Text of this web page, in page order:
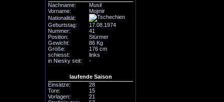
Nachname:
Musil
Vorname:
Mojmir
Nationalität:
Geburtstag:
17.08.1974
Nummer:
41
Position:
Stürmer
Gewicht:
86 Kg
Größe:
176 cm
schiesst:
links
in Niesky seit:
-
laufende Saison
Einsätze:
28
Tore:
15
Vorlagen:
21